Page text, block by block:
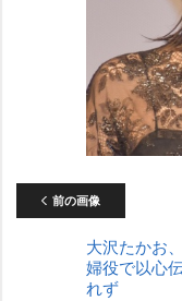
前の画像
大沢たかお
婦役で以心
れず